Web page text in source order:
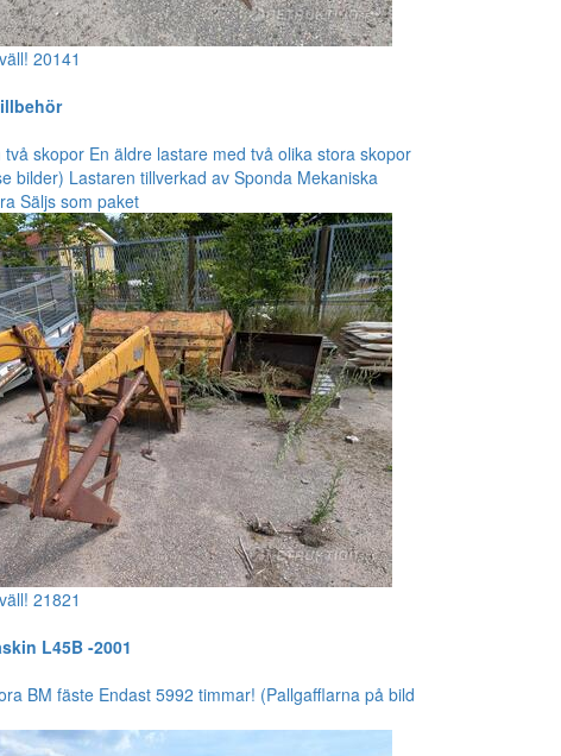
20141
två skopor En äldre lastare med två olika stora skopor
bilder) Lastaren tillverkad av Sponda Mekaniska
Säljs som paket
21821
L45B -2001
BM fäste Endast 5992 timmar! (Pallgafflarna på bild